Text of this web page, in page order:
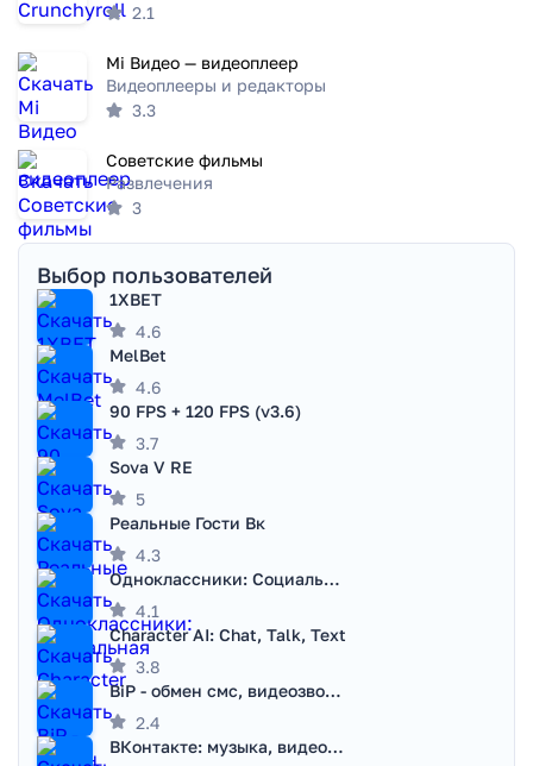
2.1
Mi Видео — видеоплеер
Видеоплееры и редакторы
3.3
Советские фильмы
Развлечения
3
Выбор пользователей
1XBET
4.6
MelBet
4.6
90 FPS + 120 FPS (v3.6)
3.7
Sova V RE
5
Реальные Гости Вк
4.3
Одноклассники: Социальная сеть
4.1
Character AI: Chat, Talk, Text
3.8
BiP - обмен смс, видеозвонками
2.4
ВКонтакте: музыка, видео, чат